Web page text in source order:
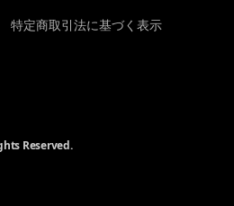
特定商取引法に基づく表示
Reserved.